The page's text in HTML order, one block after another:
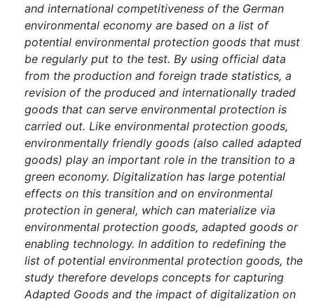
and international competitiveness of the German
environmental economy are based on a list of
potential environmental protection goods that must
be regularly put to the test. By using official data
from the production and foreign trade statistics, a
revision of the produced and internationally traded
goods that can serve environmental protection is
carried out. Like environmental protection goods,
environmentally friendly goods (also called adapted
goods) play an important role in the transition to a
green economy. Digitalization has large potential
effects on this transition and on environmental
protection in general, which can materialize via
environmental protection goods, adapted goods or
enabling technology. In addition to redefining the
list of potential environmental protection goods, the
study therefore develops concepts for capturing
Adapted Goods and the impact of digitalization on